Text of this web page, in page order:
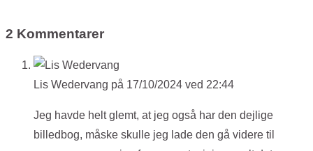
2 Kommentarer
Lis Wedervang på 17/10/2024 ved 22:44
Jeg havde helt glemt, at jeg også har den dejlige
billedbog, måske skulle jeg lade den gå videre til